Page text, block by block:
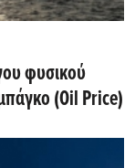
φυσικού
(Oil Price)